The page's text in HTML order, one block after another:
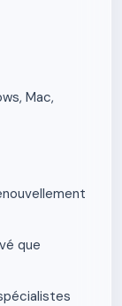
Mac,
que